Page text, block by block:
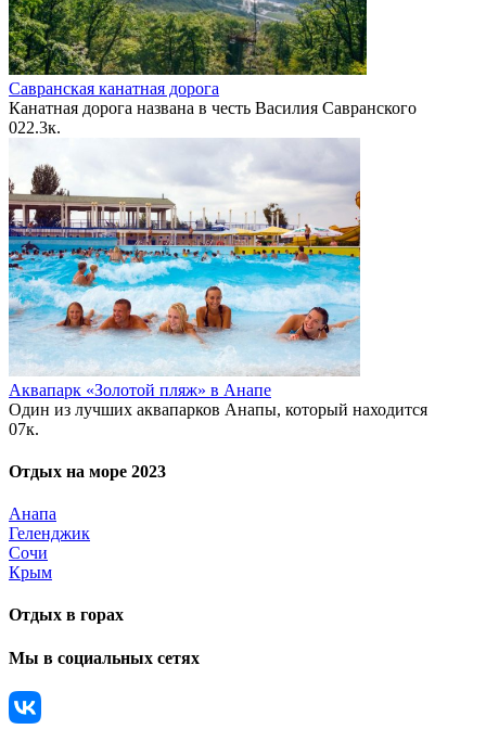
Савранская канатная дорога
Канатная дорога названа в честь Василия Савранского
022.3к.
Аквапарк «Золотой пляж» в Анапе
Один из лучших аквапарков Анапы, который находится
07к.
Отдых на море 2023
Анапа
Геленджик
Сочи
Крым
Отдых в горах
Мы в социальных сетях